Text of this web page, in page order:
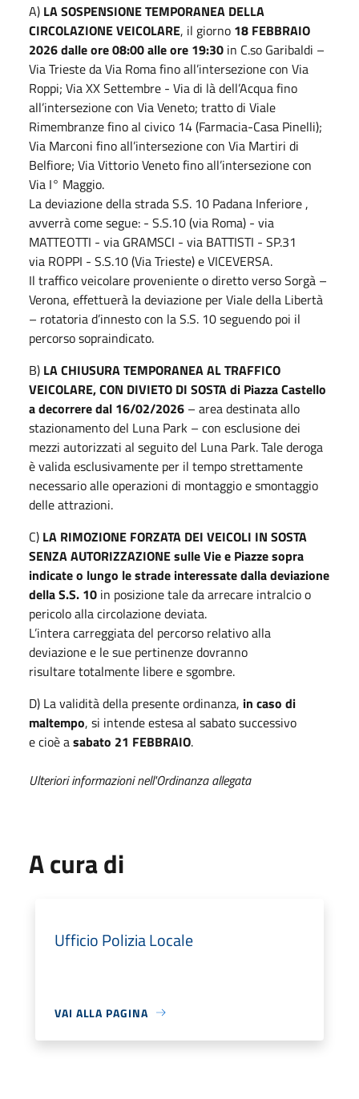
A) LA SOSPENSIONE TEMPORANEA DELLA
CIRCOLAZIONE VEICOLARE, il giorno 18 FEBBRAIO
2026 dalle ore 08:00 alle ore 19:30 in C.so Garibaldi –
Via Trieste da Via Roma fino all’intersezione con Via
Roppi; Via XX Settembre - Via di là dell’Acqua fino
all’intersezione con Via Veneto; tratto di Viale
Rimembranze fino al civico 14 (Farmacia-Casa Pinelli);
Via Marconi fino all’intersezione con Via Martiri di
Belfiore; Via Vittorio Veneto fino all’intersezione con
Via I° Maggio.
La deviazione della strada S.S. 10 Padana Inferiore ,
avverrà come segue: - S.S.10 (via Roma) - via
MATTEOTTI - via GRAMSCI - via BATTISTI - SP.31
via ROPPI - S.S.10 (Via Trieste) e VICEVERSA.
Il traffico veicolare proveniente o diretto verso Sorgà –
Verona, effettuerà la deviazione per Viale della Libertà
– rotatoria d’innesto con la S.S. 10 seguendo poi il
percorso sopraindicato.
B) LA CHIUSURA TEMPORANEA AL TRAFFICO
VEICOLARE, CON DIVIETO DI SOSTA di Piazza Castello
a decorrere dal 16/02/2026 – area destinata allo
stazionamento del Luna Park – con esclusione dei
mezzi autorizzati al seguito del Luna Park. Tale deroga
è valida esclusivamente per il tempo strettamente
necessario alle operazioni di montaggio e smontaggio
delle attrazioni.
C) LA RIMOZIONE FORZATA DEI VEICOLI IN SOSTA
SENZA AUTORIZZAZIONEsulle Vie e Piazze sopra
indicate o lungo le strade interessate dalla deviazione
della S.S. 10 in posizione tale da arrecare intralcio o
pericolo alla circolazione deviata.
L’intera carreggiata del percorso relativo alla
deviazione e le sue pertinenze dovranno
risultare totalmente libere e sgombre.
D) La validità della presente ordinanza, in caso di
maltempo, si intende estesa al sabato successivo
e cioè asabato 21 FEBBRAIO.
Ulteriori informazioni nell'Ordinanza allegata
A cura di
Ufficio Polizia Locale
VAI ALLA PAGINA